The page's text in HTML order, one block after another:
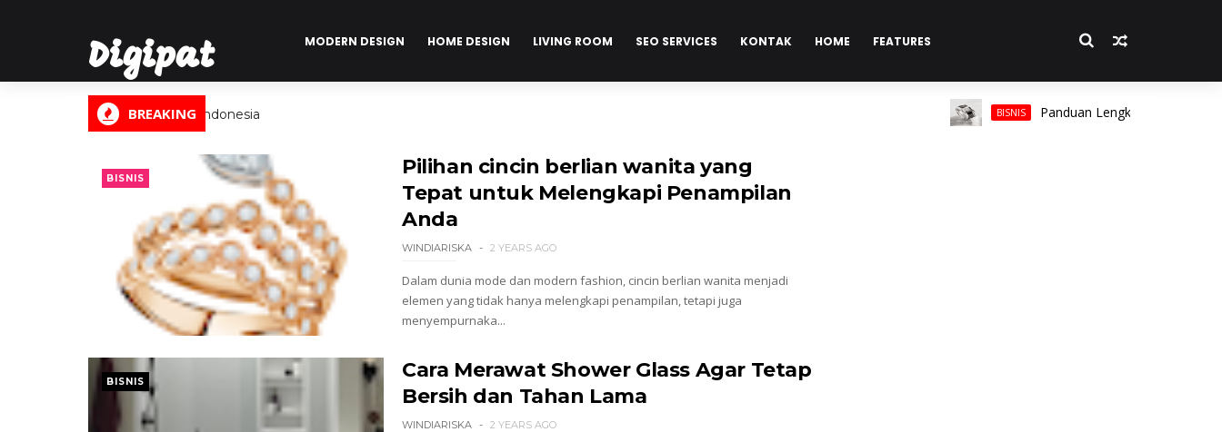
Digipat
Digital Informasi Indonesia
MODERN DESIGN HOME DESIGN LIVING ROOM SEO SERVICES KONTAK HOME FEATURES
BREAKING BISNIS Panduan Lengkap Memilih Cincin
BISNIS
Pilihan cincin berlian wanita yang
Tepat untuk Melengkapi Penampilan
Anda
WINDIARISKA 2 YEARS AGO
Dalam dunia mode dan modern fashion, cincin berlian wanita menjadi
elemen yang tidak hanya melengkapi penampilan, tetapi juga
menyempurnaka...
BISNIS
Cara Merawat Shower Glass Agar Tetap
Bersih dan Tahan Lama
WINDIARISKA 2 YEARS AGO